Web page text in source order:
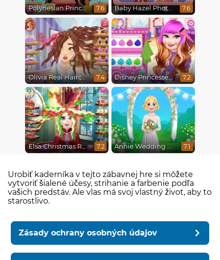
Polynesian Princess Real Haircuts 7.6 Baby Hazel Photoshoot 7.6
Olivia Real Haircuts 7.4 Disney Princesses Makeover Salon 7.2
Elsa Christmas Real Haircuts 7.2 Annie Wedding Hairstyle 7.1
Urobiť kaderníka v tejto zábavnej hre si môžete
vytvoriť šialené účesy, strihanie a farbenie podľa
vašich predstáv. Ale vlas má svoj vlastný život, aby to
starostlivo.
Zásady ochrany osobných údajov